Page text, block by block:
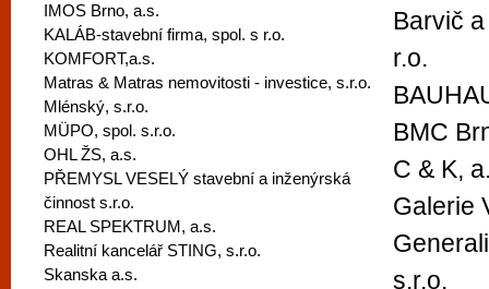
IMOS Brno, a.s.
KALÁB-stavební firma, spol. s r.o.
KOMFORT,a.s.
Matras & Matras nemovitosti - investice, s.r.o.
Mlénský, s.r.o.
MÜPO, spol. s.r.o.
OHL ŽS, a.s.
PŘEMYSL VESELÝ stavební a inženýrská
činnost s.r.o.
REAL SPEKTRUM, a.s.
Realitní kancelář STING, s.r.o.
Skanska a.s.
Barvič
r.o.
BMC
C & K,
Galerie
s.r.o.